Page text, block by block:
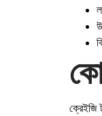
ক্রেইজি